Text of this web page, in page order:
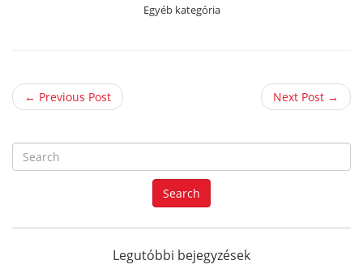
Egyéb kategória
← Previous Post Next Post →
e
a
r
f
Search
Legutóbbi bejegyzések